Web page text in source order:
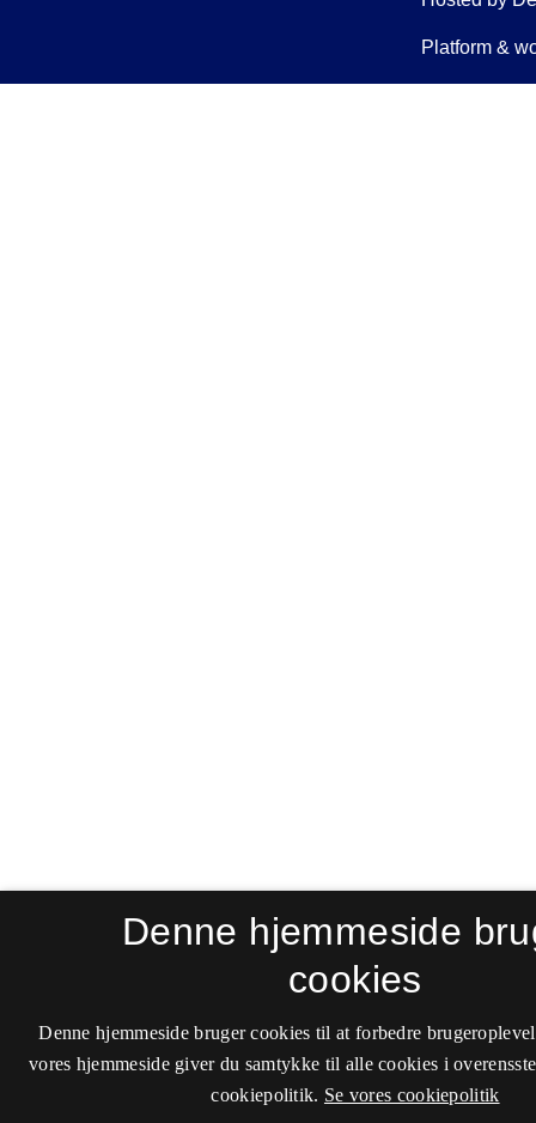
Denne hjemmeside
cookies
Denne hjemmeside bruger cookies til at forbedre
vores hjemmeside giver du samtykke til alle cookies i
cookiepolitik. Se vores cookiepolitik